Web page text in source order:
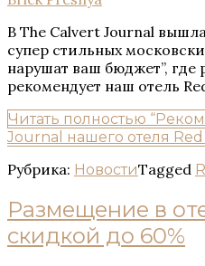
В The Calvert Journal
супер стильных
нарушат ваш бюджет”, где
рекомендует наш отель
Читать полностью
Journal нашего отеля Red
Рубрика: НовостиTagged
Размещение в
скидкой до 60%